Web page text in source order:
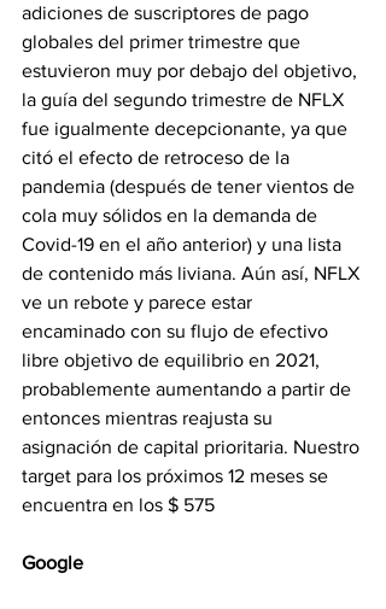
adiciones de suscriptores de pago
globales del primer trimestre que
estuvieron muy por debajo del objetivo,
la guía del segundo trimestre de NFLX
fue igualmente decepcionante, ya que
citó el efecto de retroceso de la
pandemia (después de tener vientos de
cola muy sólidos en la demanda de
Covid-19 en el año anterior) y una lista
de contenido más liviana. Aún así, NFLX
ve un rebote y parece estar
encaminado con su flujo de efectivo
libre objetivo de equilibrio en 2021,
probablemente aumentando a partir de
entonces mientras reajusta su
asignación de capital prioritaria. Nuestro
target para los próximos 12 meses se
encuentra en los $ 575
Google